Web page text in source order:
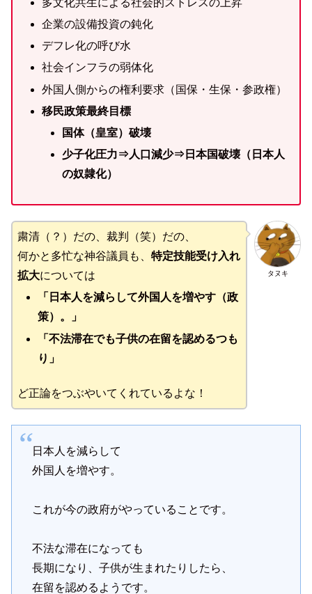
企業の設備投資の鈍化
デフレ化の呼び水
社会インフラの弱体化
外国人側からの権利要求（国保・生保・参政権）
移民政策最終目標
国体（皇室）破壊
少子化圧力⇒人口減少⇒日本国破壊（日本人
の奴隷化）
タヌキ
粛清（？）だの、裁判（笑）だの、
何かと多忙な神谷議員も、 特定技能受け入れ
拡大については
「日本人を減らして外国人を増やす（政
策）。」
「不法滞在でも子供の在留を認めるつも
り」
ど正論をつぶやいてくれているよな！
日本人を減らして
外国人を増やす。
これが今の政府がやっていることです。
不法な滞在になっても
長期になり、子供が生まれたりしたら、
在留を認めるようです。